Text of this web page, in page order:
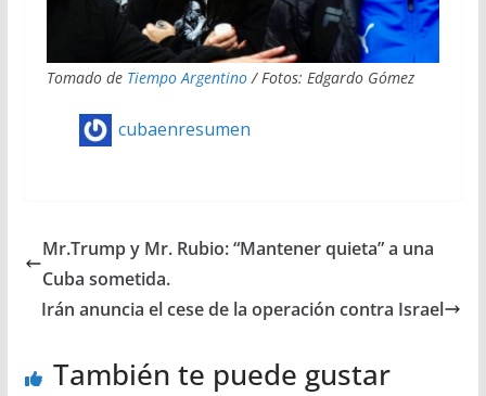
Tomado de Tiempo Argentino/ Fotos: Edgardo Gómez
cubaenresumen
Mr.Trump y Mr. Rubio: “Mantener quieta” a una
Cuba sometida.
Irán anuncia el cese de la operación contra Israel
También te puede gustar